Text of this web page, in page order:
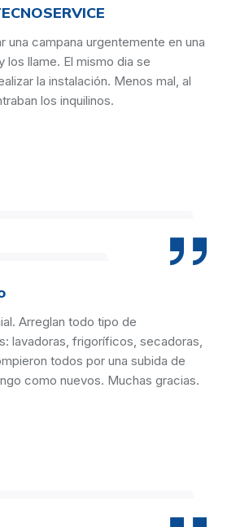
una campana urgentemente en una
los llame. El mismo dia se
la instalación. Menos mal, al
los inquilinos.
Arreglan todo tipo de
lavadoras, frigoríficos, secadoras,
todos por una subida de
como nuevos. Muchas gracias.